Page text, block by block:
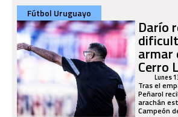
Fútbol Uruguayo
Darío
armar
Cerro
Lunes
Tras el
Peñarol
arachán
Campeón